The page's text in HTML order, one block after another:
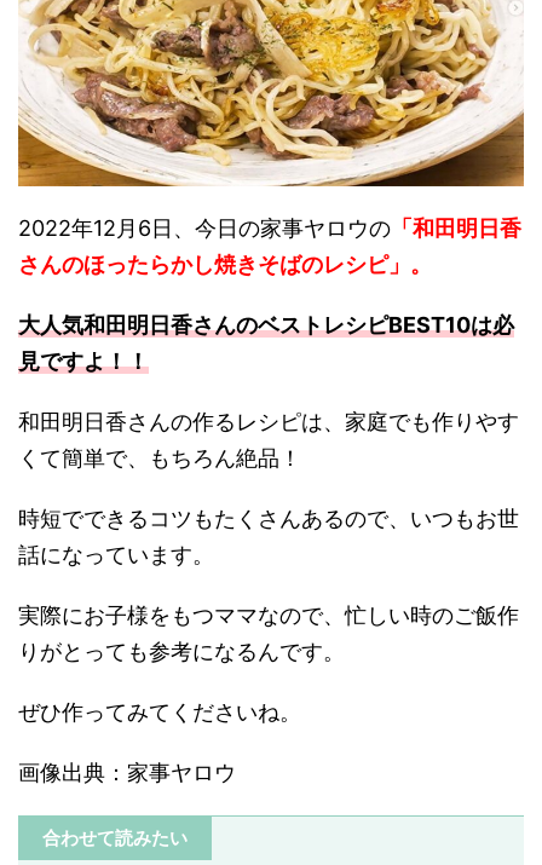
2022年12月6日、今日の家事ヤロウの 「和田明日香
さんのほったらかし焼きそばのレシピ」 。
大人気和田明日香さんのベストレシピBEST10は必
見ですよ！！
和田明日香さんの作るレシピは、家庭でも作りやす
くて簡単で、もちろん絶品！
時短でできるコツもたくさんあるので、いつもお世
話になっています。
実際にお子様をもつママなので、忙しい時のご飯作
りがとっても参考になるんです。
ぜひ作ってみてくださいね。
画像出典：家事ヤロウ
合わせて読みたい